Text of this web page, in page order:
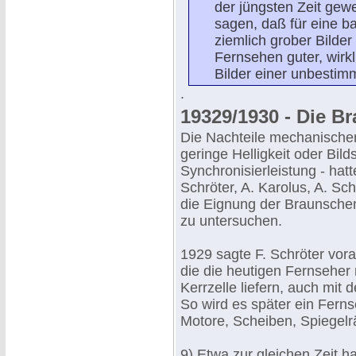
der jüngsten Zeit
sagen, daß für eine
ziemlich grober
Fernsehen guter,
Bilder einer
.
19329/1930 - Die
Die Nachteile
geringe Helligkeit oder
Synchronisierleistung -
Schröter, A. Karolus, A.
die Eignung der
zu untersuchen.
1929 sagte F. Schröter
die die heutigen
Kerrzelle liefern, auch mit
So wird es später ein
Motore, Scheiben,